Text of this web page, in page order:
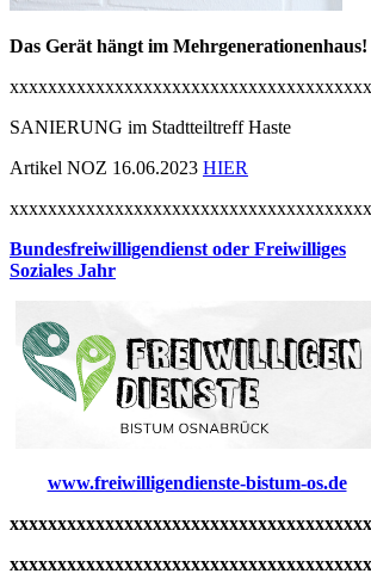
Das Gerät hängt im Mehrgenerationenhaus!
SANIERUNG im Stadtteiltreff Haste
Artikel NOZ 16.06.2023 HIER
Bundesfreiwilligendienst oder Freiwilliges
Soziales Jahr
www.freiwilligendienste-bistum-os.de